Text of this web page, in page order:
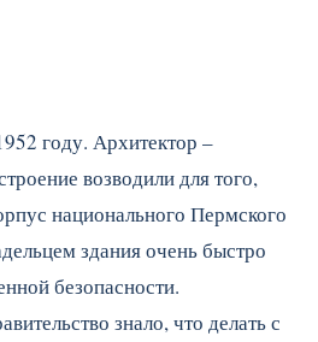
году. Архитектор –
возводили для того,
национального Пермского
здания очень быстро
безопасности.
знало, что делать с